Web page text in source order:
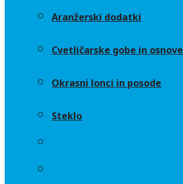
Aranžerski dodatki
Cvetličarske gobe in osnove
Okrasni lonci in posode
Steklo